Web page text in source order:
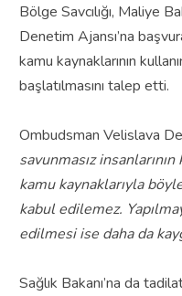
Bölge Savcılığı, Maliye
Denetim Ajansı’na
kamu kaynaklarının
başlatılmasını talep etti.
Ombudsman Velislava
savunmasız
kamu kaynaklarıyla
kabul edilemez.
edilmesi ise daha da
Sağlık Bakanı’na da